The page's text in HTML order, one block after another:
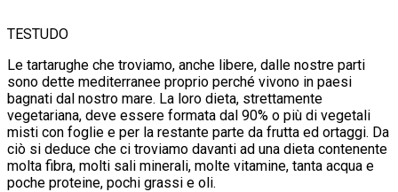
TESTUDO
Le tartarughe che troviamo, anche libere, dalle nostre parti
sono dette mediterranee proprio perché vivono in paesi
bagnati dal nostro mare. La loro dieta, strettamente
vegetariana, deve essere formata dal 90% o più di vegetali
misti con foglie e per la restante parte da frutta ed ortaggi. Da
ciò si deduce che ci troviamo davanti ad una dieta contenente
molta fibra, molti sali minerali, molte vitamine, tanta acqua e
poche proteine, pochi grassi e oli.